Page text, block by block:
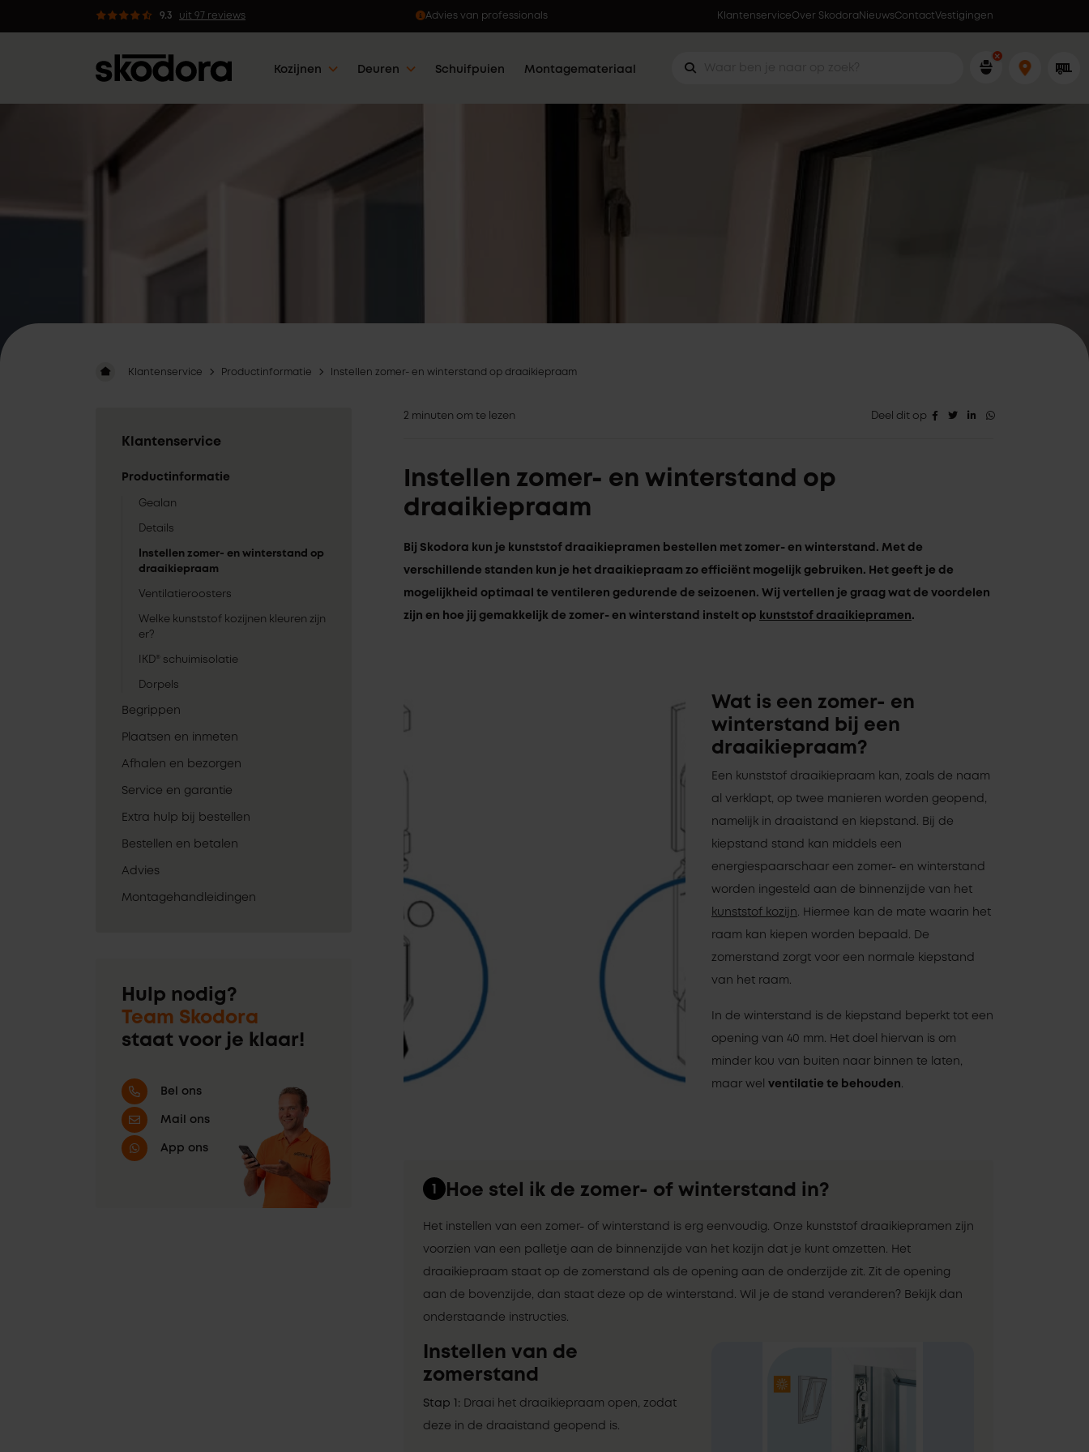
9.3 uit 97 reviews
met 5 werkdagen klaar Advies van professionals Ophalen wanneer jou dat uitkomt
KlantenserviceOver Skodora NieuwsContactVestigingen
Kozijnen Deuren Schuifpuien Montagemateriaal
Klantenservice Productinformatie Instellen zomer- en winterstand op draaikiepraam
2 minuten om te lezen Deel dit op
Instellen zomer- en winterstand op
draaikiepraam
Bij Skodora kun je kunststof draaikiepramen bestellen met zomer- en winterstand. Met de
verschillende standen kun je het draaikiepraam zo efficiënt mogelijk gebruiken. Het geeft je de
mogelijkheid optimaal te ventileren gedurende de seizoenen. Wij vertellen je graag wat de voordelen
zijn en hoe jij gemakkelijk de zomer- en winterstand instelt op kunststof draaikiepramen.
Wat is een zomer- en
winterstand bij een
draaikiepraam?
Een kunststof draaikiepraam kan, zoals de naam
al verklapt, op twee manieren worden geopend,
namelijk in draaistand en kiepstand. Bij de
kiepstand stand kan middels een
energiespaarschaar een zomer- en winterstand
worden ingesteld aan de binnenzijde van het
kunststof kozijn . Hiermee kan de mate waarin het
raam kan kiepen worden bepaald. De
zomerstand zorgt voor een normale kiepstand
van het raam.
In de winterstand is de kiepstand beperkt tot een
opening van 40 mm. Het doel hiervan is om
minder kou van buiten naar binnen te laten,
maar wel ventilatie te behouden
Hoe stel ik de zomer- of winterstand in?
Het instellen van een zomer- of winterstand is erg eenvoudig. Onze kunststof draaikiepramen zijn
voorzien van een palletje aan de binnenzijde van het kozijn dat je kunt omzetten. Het
draaikiepraam staat op de zomerstand als de opening aan de onderzijde zit. Zit de opening
aan de bovenzijde, dan staat deze op de winterstand. Wil je de stand veranderen? Bekijk dan
onderstaande instructies.
Instellen van de
zomerstand
Stap 1: Draai het draaikiepraam open, zodat
deze in de draaistand geopend is.
Klantenservice
Productinformatie
Gealan
Details
Instellen zomer- en winterstand op
draaikiepraam
Ventilatieroosters
Welke kunststof kozijnen kleuren zijn
er?
IKD® schuimisolatie
Dorpels
Begrippen
Plaatsen en inmeten
Afhalen en bezorgen
Service en garantie
Extra hulp bij bestellen
Bestellen en betalen
Advies
Montagehandleidingen
Hulp nodig?
Team Skodora
staat voor je klaar!
Bel ons
Mail ons
App ons